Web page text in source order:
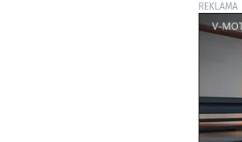
REKLAMA